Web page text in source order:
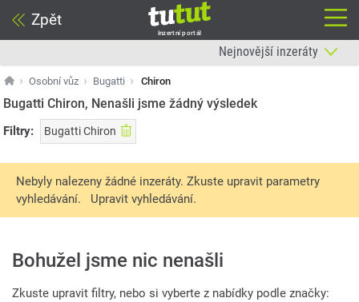
Zpět
Inzertní portál
Osobní vůz Bugatti Chiron
Bugatti Chiron, Nenašli jsme žádný výsledek
Filtry: Bugatti Chiron
Nebyly nalezeny žádné inzeráty. Zkuste upravit parametry
vyhledávání.
Upravit vyhledávání.
Bohužel jsme nic nenašli
Zkuste upravit filtry, nebo si vyberte z nabídky podle značky: